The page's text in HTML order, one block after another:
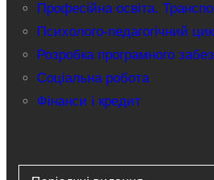
Професійна освіта.
Психолого-педагогічний
Розробка програмного
Соціальна робота
Фінанси і кредит